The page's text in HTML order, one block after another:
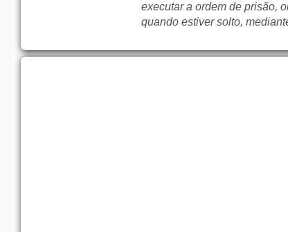
executar a ordem de prisão,
quando estiver solto,